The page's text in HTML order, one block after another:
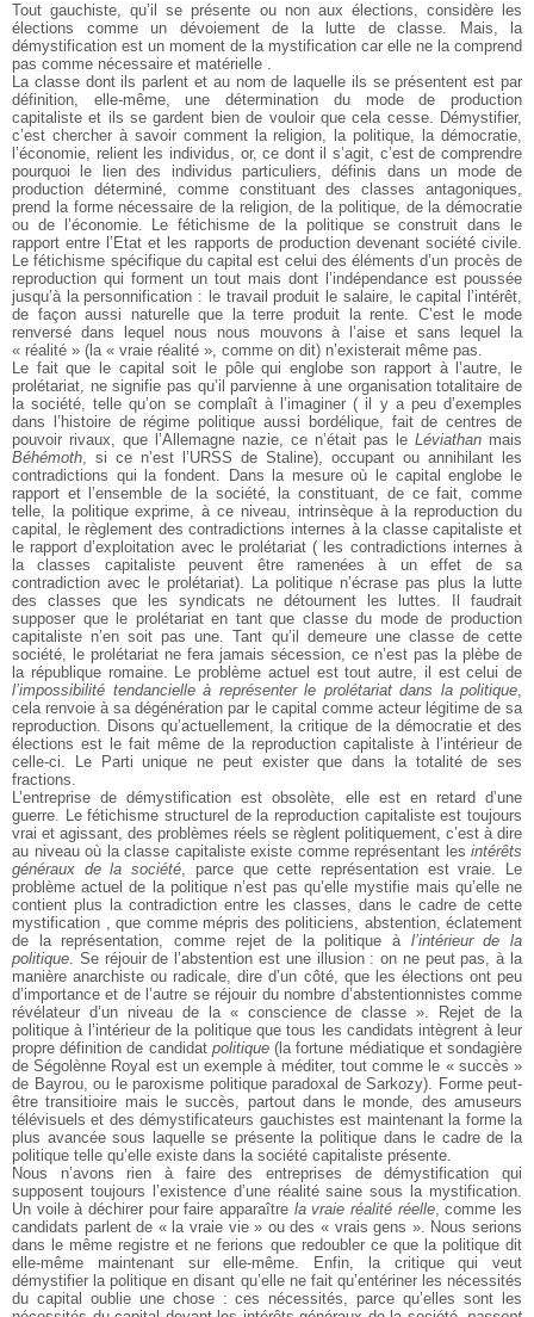
Tout gauchiste, qu’il se présente ou non aux élections, considère les
élections comme un dévoiement de la lutte de classe. Mais, la
démystification est un moment de la mystification car elle ne la comprend
pas comme nécessaire et matérielle .
La classe dont ils parlent et au nom de laquelle ils se présentent est par
définition, elle-même, une détermination du mode de production
capitaliste et ils se gardent bien de vouloir que cela cesse. Démystifier,
c’est chercher à savoir comment la religion, la politique, la démocratie,
l’économie, relient les individus, or, ce dont il s’agit, c’est de comprendre
pourquoi le lien des individus particuliers, définis dans un mode de
production déterminé, comme constituant des classes antagoniques,
prend la forme nécessaire de la religion, de la politique, de la démocratie
ou de l’économie. Le fétichisme de la politique se construit dans le
rapport entre l’Etat et les rapports de production devenant société civile.
Le fétichisme spécifique du capital est celui des éléments d’un procès de
reproduction qui forment un tout mais dont l’indépendance est poussée
jusqu’à la personnification : le travail produit le salaire, le capital l’intérêt,
de façon aussi naturelle que la terre produit la rente. C’est le mode
renversé dans lequel nous nous mouvons à l’aise et sans lequel la
« réalité » (la « vraie réalité », comme on dit) n’existerait même pas.
Le fait que le capital soit le pôle qui englobe son rapport à l’autre, le
prolétariat, ne signifie pas qu’il parvienne à une organisation totalitaire de
la société, telle qu’on se complaît à l’imaginer ( il y a peu d’exemples
dans l’histoire de régime politique aussi bordélique, fait de centres de
pouvoir rivaux, que l’Allemagne nazie, ce n’était pas le Léviathan mais
Béhémoth, si ce n’est l’URSS de Staline), occupant ou annihilant les
contradictions qui la fondent. Dans la mesure où le capital englobe le
rapport et l’ensemble de la société, la constituant, de ce fait, comme
telle, la politique exprime, à ce niveau, intrinsèque à la reproduction du
capital, le règlement des contradictions internes à la classe capitaliste et
le rapport d’exploitation avec le prolétariat ( les contradictions internes à
la classes capitaliste peuvent être ramenées à un effet de sa
contradiction avec le prolétariat). La politique n’écrase pas plus la lutte
des classes que les syndicats ne détournent les luttes. Il faudrait
supposer que le prolétariat en tant que classe du mode de production
capitaliste n’en soit pas une. Tant qu’il demeure une classe de cette
société, le prolétariat ne fera jamais sécession, ce n’est pas la plèbe de
la république romaine. Le problème actuel est tout autre, il est celui de
l’impossibilité tendancielle à représenter le prolétariat dans la politique,
cela renvoie à sa dégénération par le capital comme acteur légitime de sa
reproduction. Disons qu’actuellement, la critique de la démocratie et des
élections est le fait même de la reproduction capitaliste à l’intérieur de
celle-ci. Le Parti unique ne peut exister que dans la totalité de ses
fractions.
L’entreprise de démystification est obsolète, elle est en retard d’une
guerre. Le fétichisme structurel de la reproduction capitaliste est toujours
vrai et agissant, des problèmes réels se règlent politiquement, c’est à dire
au niveau où la classe capitaliste existe comme représentant les intérêts
généraux de la société, parce que cette représentation est vraie. Le
problème actuel de la politique n’est pas qu’elle mystifie mais qu’elle ne
contient plus la contradiction entre les classes, dans le cadre de cette
mystification , que comme mépris des politiciens, abstention, éclatement
de la représentation, comme rejet de la politique à l’intérieur de la
politique. Se réjouir de l’abstention est une illusion : on ne peut pas, à la
manière anarchiste ou radicale, dire d’un côté, que les élections ont peu
d’importance et de l’autre se réjouir du nombre d’abstentionnistes comme
révélateur d’un niveau de la « conscience de classe ». Rejet de la
politique à l’intérieur de la politique que tous les candidats intègrent à leur
propre définition de candidat politique(la fortune médiatique et sondagière
de Ségolènne Royal est un exemple à méditer, tout comme le « succès »
de Bayrou, ou le paroxisme politique paradoxal de Sarkozy). Forme peut-
être transitioire mais le succès, partout dans le monde, des amuseurs
télévisuels et des démystificateurs gauchistes est maintenant la forme la
plus avancée sous laquelle se présente la politique dans le cadre de la
politique telle qu’elle existe dans la société capitaliste présente.
Nous n’avons rien à faire des entreprises de démystification qui
supposent toujours l’existence d’une réalité saine sous la mystification.
Un voile à déchirer pour faire apparaître la vraie réalité réelle, comme les
candidats parlent de « la vraie vie » ou des « vrais gens ». Nous serions
dans le même registre et ne ferions que redoubler ce que la politique dit
elle-même maintenant sur elle-même. Enfin, la critique qui veut
démystifier la politique en disant qu’elle ne fait qu’entériner les nécessités
du capital oublie une chose : ces nécessités, parce qu’elles sont les